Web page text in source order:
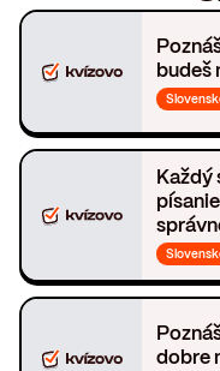
budeš
Každý
dobre